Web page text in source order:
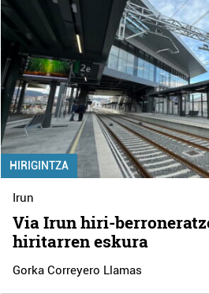
HIRIGINTZA
Irun
Via Irun hiri-
hiritarren eskura
Gorka Correyero Llamas